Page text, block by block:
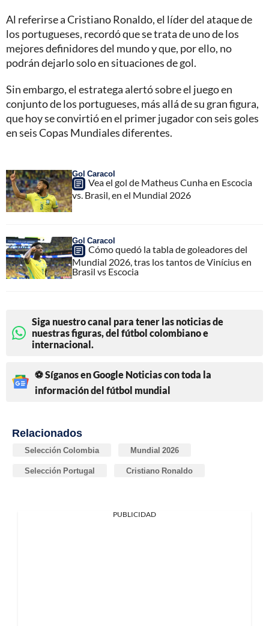
Al referirse a Cristiano Ronaldo, el líder del ataque de
los portugueses, recordó que se trata de uno de los
mejores definidores del mundo y que, por ello, no
podrán dejarlo solo en situaciones de gol.
Sin embargo, el estratega alertó sobre el juego en
conjunto de los portugueses, más allá de su gran figura,
que hoy se convirtió en el primer jugador con seis goles
en seis Copas Mundiales diferentes.
Gol Caracol
Vea el gol de Matheus Cunha en Escocia
vs. Brasil, en el Mundial 2026
Gol Caracol
Cómo quedó la tabla de goleadores del
Mundial 2026, tras los tantos de Vinícius en
Brasil vs Escocia
Siga nuestro canal para tener las noticias de
nuestras figuras, del fútbol colombiano e
internacional.
⚽ Síganos en Google Noticias con toda la
información del fútbol mundial
Relacionados
Selección Colombia Mundial 2026
Selección Portugal Cristiano Ronaldo
PUBLICIDAD